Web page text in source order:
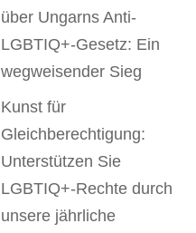
über Ungarns Anti-
LGBTIQ+-Gesetz: Ein
wegweisender Sieg
Kunst für
Gleichberechtigung:
Unterstützen Sie
LGBTIQ+-Rechte durch
unsere jährliche